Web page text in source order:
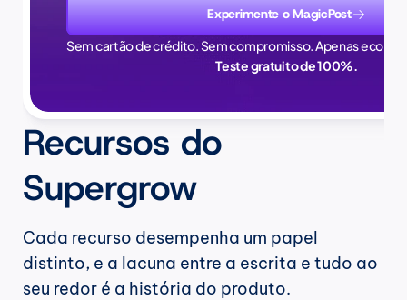
Experimente o MagicPost
Sem cartão de crédito. Sem compromisso. Apenas
Teste gratuito de 100%.
Recursos do
Supergrow
Cada recurso desempenha um papel
distinto, e a lacuna entre a escrita e tudo ao
seu redor é a história do produto.